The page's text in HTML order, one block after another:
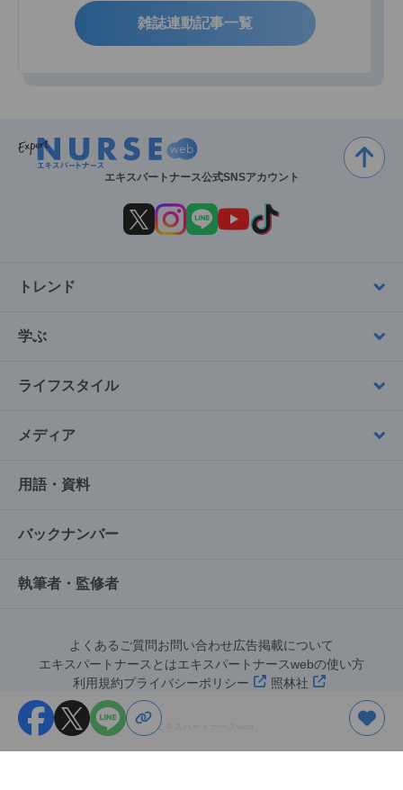
雑誌連動記事一覧
エキスパートナース公式SNSアカウント
トレンド
学ぶ
ライフスタイル
メディア
用語・資料
バックナンバー
執筆者・監修者
よくあるご質問お問い合わせ広告掲載について
エキスパートナースとはエキスパートナースwebの使い方
利用規約プライバシーポリシー 照林社
©︎エキスパートナースweb